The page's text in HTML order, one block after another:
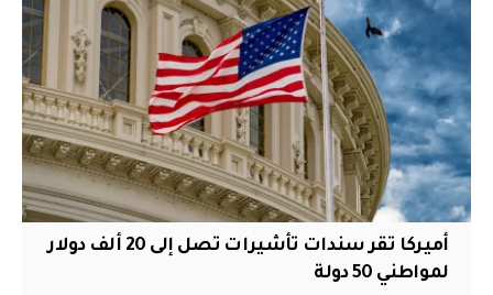
أميركا تقر سندات تأشيرات تصل إلى 20 ألف دولار
لمواطني 50 دولة